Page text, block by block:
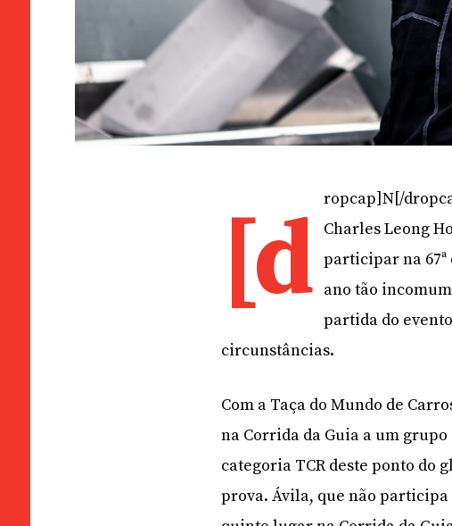
[d ropcap]N[/
Charles Leong
participar na 67ª
ano tão
partida do
circunstâncias.
Com a Taça do Mundo de
na Corrida da Guia a um
categoria TCR deste ponto do
prova. Ávila, que não participa